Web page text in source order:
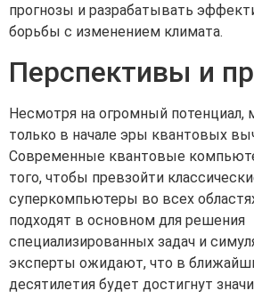
прогнозы и разрабатывать
борьбы с изменением климата.
Перспективы и
Несмотря на огромный потенциал,
только в начале эры квантовых
Современные квантовые
того, чтобы превзойти
суперкомпьютеры во всех
подходят в основном для решения
специализированных задач и
эксперты ожидают, что в
десятилетия будет достигнут